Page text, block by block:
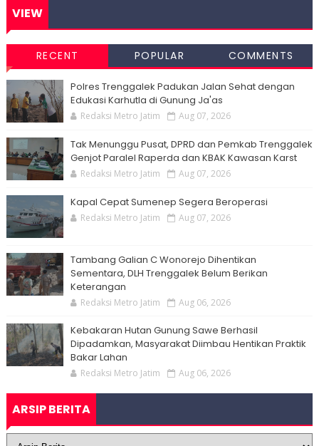
VIEW
RECENT POPULAR COMMENTS
Polres Trenggalek Padukan Jalan Sehat dengan
Edukasi Karhutla di Gunung Ja'as
Redaksi Metro Jatim Aug 07, 2026
Tak Menunggu Pusat, DPRD dan Pemkab Trenggalek
Genjot Paralel Raperda dan KBAK Kawasan Karst
Redaksi Metro Jatim Aug 07, 2026
Kapal Cepat Sumenep Segera Beroperasi
Redaksi Metro Jatim Aug 07, 2026
Tambang Galian C Wonorejo Dihentikan
Sementara, DLH Trenggalek Belum Berikan
Keterangan
Redaksi Metro Jatim Aug 06, 2026
Kebakaran Hutan Gunung Sawe Berhasil
Dipadamkan, Masyarakat Diimbau Hentikan Praktik
Bakar Lahan
Redaksi Metro Jatim Aug 06, 2026
ARSIP BERITA